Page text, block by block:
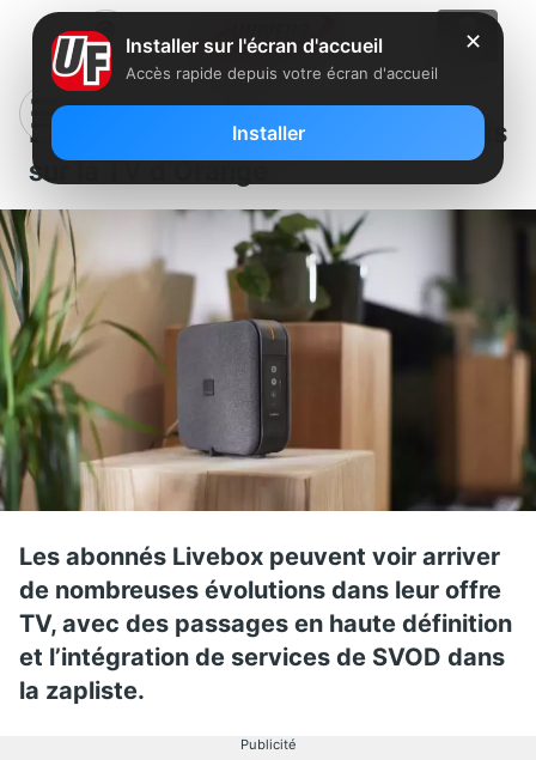
Livebox : de nombreux changements
sur la TV d’Orange
Les abonnés Livebox peuvent voir arriver
de nombreuses évolutions dans leur offre
TV, avec des passages en haute définition
et l’intégration de services de SVOD dans
la zapliste.
Publicité
✕
Installer sur l'écran d'accueil
Accès rapide depuis votre écran d'accueil
Installer